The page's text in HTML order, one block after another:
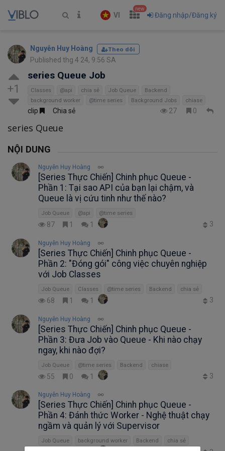
VI
new
Đăng nhập/Đăng ký
Nguyễn Huy Hoàng Theo dõi
Published thg 4 24, 9:56 SA
+1
series Queue Job
Classes @api chia sẻ Job Queue
Backend
background worker
@time series Background Jobs chiase
clip Chia sẻ 27 0
series Queue
NỘI DUNG
Nguyễn Huy Hoàng
[Series Thực Chiến] Chinh phục Queue -
Phần 1: Tại sao API của bạn lại chậm, và
Queue là vị cứu tinh như thế nào?
Job Queue @api @time series
87 1 1 3
Nguyễn Huy Hoàng
[Series Thực Chiến] Chinh phục Queue -
Phần 2: "Đóng gói" công việc chuyên nghiệp
với Job Classes
Job Queue Classes @time series Backend chia sẻ
68 1 1 3
Nguyễn Huy Hoàng
[Series Thực Chiến] Chinh phục Queue -
Phần 3: Đưa Job vào Queue - Khi nào chạy
ngay, khi nào đợi?
Job Queue @time series Backend chiase
55 0 1 3
Nguyễn Huy Hoàng
[Series Thực Chiến] Chinh phục Queue -
Phần 4: Đánh thức Worker - Nghệ thuật chạy
ngầm và quản lý với Supervisor
Job Queue background worker Backend chia sẻ